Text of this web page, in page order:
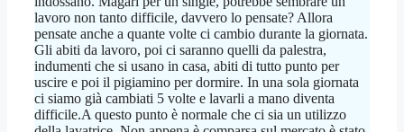
lavoro non tanto difficile, davvero lo pensate? Allora
pensate anche a quante volte ci cambio durante la giornata.
Gli abiti da lavoro, poi ci saranno quelli da palestra,
indumenti che si usano in casa, abiti di tutto punto per
uscire e poi il pigiamino per dormire. In una sola giornata
ci siamo già cambiati 5 volte e lavarli a mano diventa
difficile.A questo punto è normale che ci sia un utilizzo